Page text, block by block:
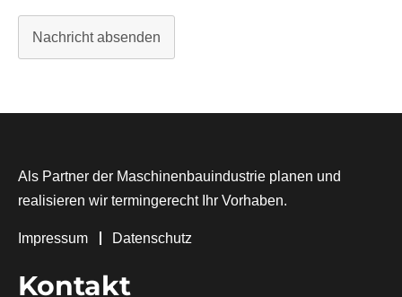
Nachricht absenden
Als Partner der Maschinenbauindustrie planen und
realisieren wir termingerecht Ihr Vorhaben.
Impressum Datenschutz
Kontakt